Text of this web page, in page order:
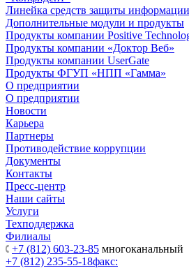
Линейка средств защиты
Дополнительные модули и продукты
Продукты компании Positive
Продукты компании «Доктор Веб»
Продукты компании UserGate
Продукты ФГУП «НПП «Гамма»
О предприятии
О предприятии
Новости
Карьера
Партнеры
Противодействие коррупции
Документы
Контакты
Пресс-центр
Наши сайты
Услуги
Техподдержка
Филиалы
+7 (812) 603-23-85 многоканальный
+7 (812) 235-55-18факс: